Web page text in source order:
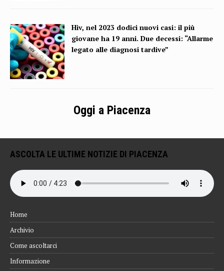
Hiv, nel 2023 dodici nuovi casi: il più
giovane ha 19 anni. Due decessi: “Allarme
legato alle diagnosi tardive”
Oggi a Piacenza
ASCOLTA LE ULTIME NOTIZIE DI PIACENZA
Home
Archivio
Come ascoltarci
Informazione